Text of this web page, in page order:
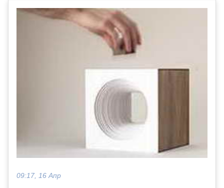
09:17, 16 Апр